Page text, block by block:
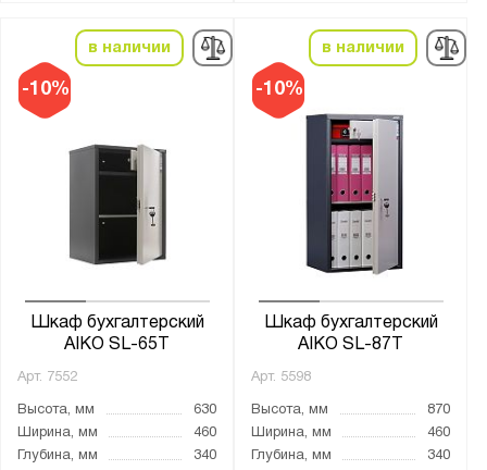
-10%
в наличии
Шкаф бухгалтерский
AIKO SL-65Т
Арт. 7552
Высота, мм
630
Ширина, мм
460
Глубина, мм
340
-10%
в наличии
Шкаф бухгалтерский
AIKO SL-87Т
Арт. 5598
Высота, мм
870
Ширина, мм
460
Глубина, мм
340
Тип дверцы:
Тип покрытия поверхности:
порошковое
Количество полок, шт.:
Нагрузка на полку, кг:
Толщина: